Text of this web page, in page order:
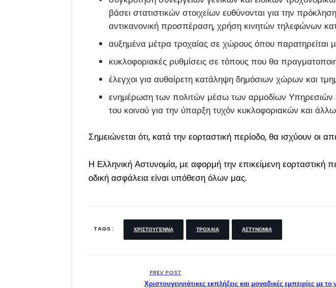
βάσει στατιστικών στοιχείων ευθύνονται για την
αντικανονική προσπέραση, χρήση κινητών τηλεφώνων
αυξημένα μέτρα τροχαίας σε χώρους όπου παρατηρείται
κυκλοφοριακές ρυθμίσεις σε τόπους που θα
έλεγχοι για αυθαίρετη κατάληψη δημόσιων χώρων και
ενημέρωση των πολιτών μέσω των αρμοδίων Υπηρεσιών
του κοινού για την ύπαρξη τυχόν κυκλοφοριακών και
Σημειώνεται ότι, κατά την εορταστική περίοδο, θα ισχύουν
Η Ελληνική Αστυνομία, με αφορμή την επικείμενη εορταστική
οδική ασφάλεια είναι υπόθεση όλων μας.
TAGS : ΧΡΙΣΤΟΎΓΕΝΝΑ ΤΡΟΧΑΊΑ ΑΣΤΥΝΟΜΊΑ
PREV POST
Χριστουγεννιάτικες εκπλήξεις και μοναδικές εμπειρίες με